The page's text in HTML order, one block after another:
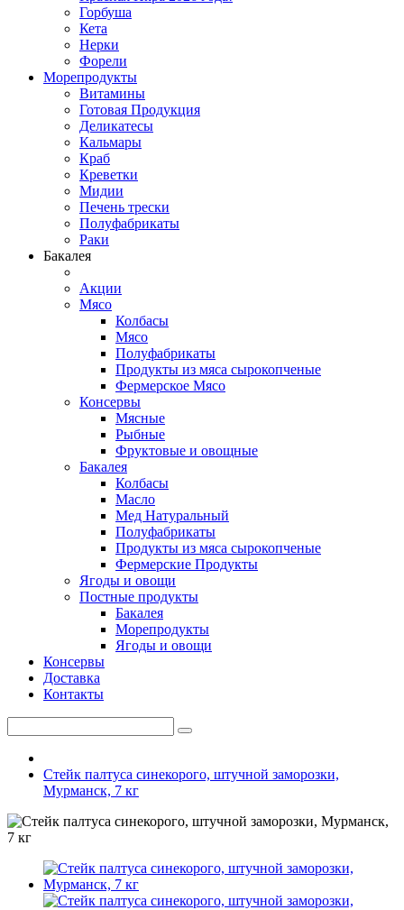
Горбуша
Кета
Нерки
Форели
Морепродукты
Витамины
Готовая Продукция
Деликатесы
Кальмары
Краб
Креветки
Мидии
Печень трески
Полуфабрикаты
Раки
Бакалея
Акции
Мясо
Колбасы
Мясо
Полуфабрикаты
Продукты из мяса сырокопченые
Фермерское Мясо
Консервы
Мясные
Рыбные
Фруктовые и овощные
Бакалея
Колбасы
Масло
Мед Натуральный
Полуфабрикаты
Продукты из мяса сырокопченые
Фермерские Продукты
Ягоды и овощи
Постные продукты
Бакалея
Морепродукты
Ягоды и овощи
Консервы
Доставка
Контакты
Стейк палтуса синекорого, штучной заморозки,
Мурманск, 7 кг